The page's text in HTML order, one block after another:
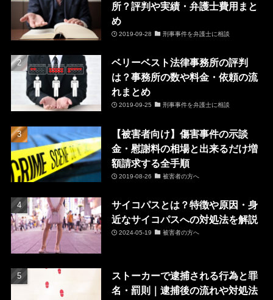
所？評判や実績・弁護士費用まと
め
2019-09-28 刑事事件を弁護士に相談
ベリーベスト法律事務所の評判
は？事務所の数や料金・依頼の流
れまとめ
2019-09-25 刑事事件を弁護士に相談
【被害者向け】傷害事件の示談
金・慰謝料の相場と出来るだけ増
額請求する全手順
2019-08-26 被害者の方へ
サイコパスとは？特徴や原因・身
近なサイコパスへの対処法を解説
2024-05-19 被害者の方へ
ストーカーで逮捕される行為と罪
名・罰則｜逮捕後の流れや対処法